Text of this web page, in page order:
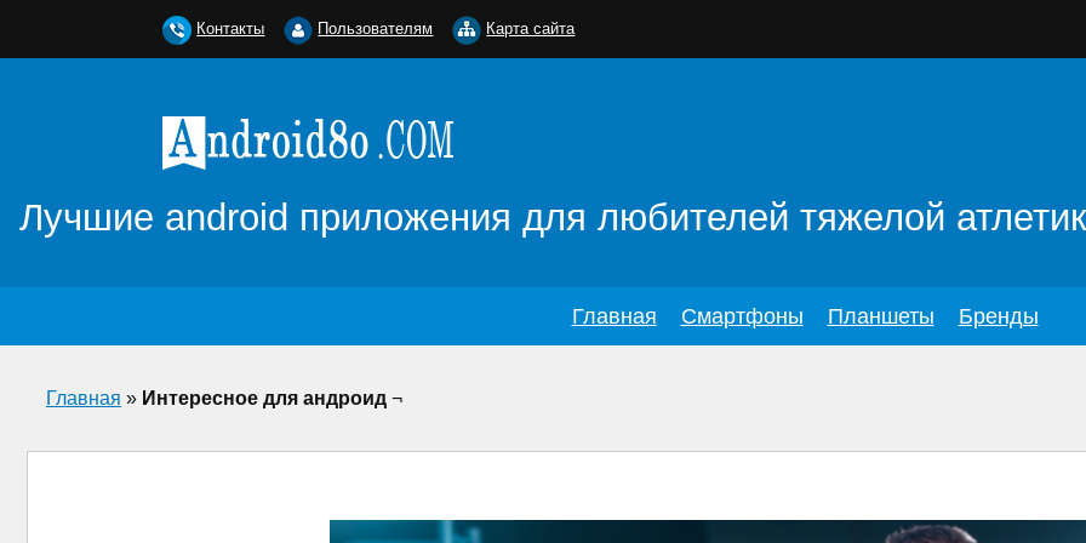
Лучшие android приложения для любителей тяжелой
Главная Смартфоны Планшеты Бренды
Главная » Интересное для андроид ¬
Контакты Пользователям Карта сайта